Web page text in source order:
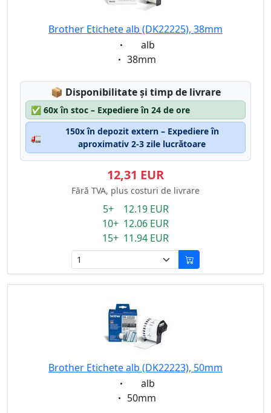
Brother Etichete alb (DK22225), 38mm
Eigenschaft:
alb
Eigenschaft:
38mm
📦 Lagerstatus:
Disponibilitate și timp de livrare
✅ 60x în stoc – Expediere în 24 de ore
🚛
150x în depozit extern – Expediere în
aproximativ 2-3 zile lucrătoare
12,31 EUR
Fără TVA, plus costuri de livrare
5+ 12.19 EUR
10+ 12.06 EUR
15+ 11.94 EUR
Brother Etichete alb (DK22223), 50mm
Eigenschaft:
alb
Eigenschaft:
50mm